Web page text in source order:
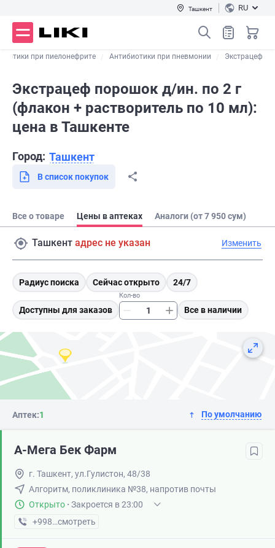
Ташкент RU
при пиелонефрите Антибиотики при пневмонии Экстрацеф
Экстрацеф порошок д/ин. по 2 г
(флакон + растворитель по 10 мл):
цена в Ташкенте
Город: Ташкент
В список покупок
Все о товаре Цены в аптеках Аналоги (от 7 950 сум)
Ташкент адрес не указан Изменить
Радиус поиска Сейчас открыто 24/7
Доступны для заказов
Кол-во
Все в наличии
Аптек:1 По умолчанию
А-Мега Бек Фарм
г. Ташкент, ул.Гулистон, 48/38
Алгоритм, поликлиника №38, напротив почты
Открыто · Закроется в 23:00
+998 (99) XXX-XX-XX
смотреть